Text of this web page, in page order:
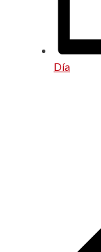
Día